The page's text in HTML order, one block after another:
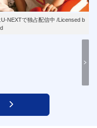
NEXTで独占配信中 /Licensed b